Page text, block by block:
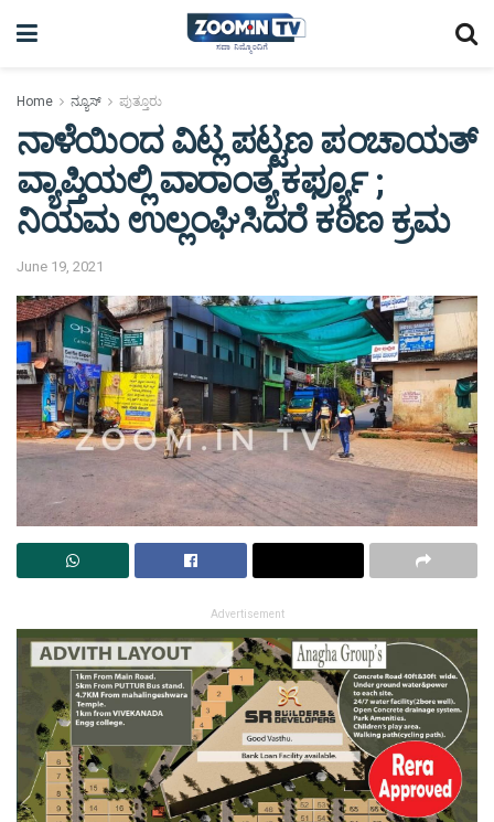
Home ನ್ಯೂಸ್ ಪುತ್ತೂರು
ನಾಳೆಯಿಂದ ವಿಟ್ಲ ಪಟ್ಟಣ ಪಂಚಾಯತ್
ವ್ಯಾಪ್ತಿಯಲ್ಲಿ ವಾರಾಂತ್ಯ ಕರ್ಫ್ಯೂ ;
ನಿಯಮ ಉಲ್ಲಂಘಿಸಿದರೆ ಕಠಿಣ ಕ್ರಮ
June 19, 2021
Advertisement